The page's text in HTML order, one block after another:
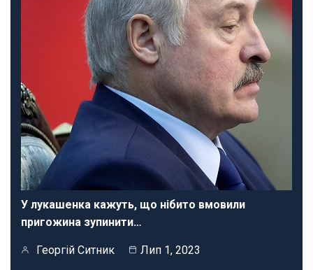
У лукашенка кажуть, що нібито вмовили
пригожина зупинити…
Георгій Ситник Лип 1, 2023